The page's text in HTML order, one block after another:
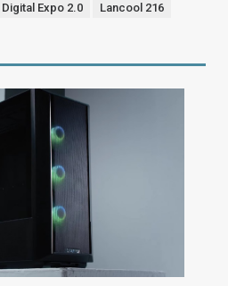
Digital Expo 2.0
Lancool 216